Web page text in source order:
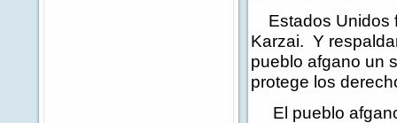
Estados Unidos
Karzai. Y
pueblo afgano un
protege los
El pueblo